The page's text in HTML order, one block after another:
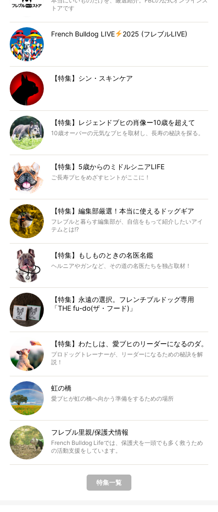
トアです
French Bulldog LIVE 2025 (フレブルLIVE)
【特集】シン・スキンケア
【特集】レジェンドブヒの肖像ー10歳を超えて
10歳オーバーの元気なブヒを取材し、長寿の秘訣を探る。
【特集】5歳からのミドルシニアLIFE
ご長寿ブヒをめざすヒントがここに！
【特集】編集部厳選！本当に使えるドッグギア
フレブルと暮らす編集部が、自信をもって紹介したいアイ
テムとは!?
【特集】もしものときの名医名鑑
ヘルニアやガンなど、その道の名医たちを独占取材！
【特集】永遠の選択。フレンチブルドッグ専用
「THE fu-do(ザ・フード)」
【特集】わたしは、愛ブヒのリーダーになるのダ。
プロドッグトレーナーが、リーダーになるための秘訣を解
説！
虹の橋
愛ブヒが虹の橋へ向かう準備をするための場所
フレブル里親/保護犬情報
French Bulldog Lifeでは、保護犬を一頭でも多く救うため
の活動支援をしています。
特集一覧